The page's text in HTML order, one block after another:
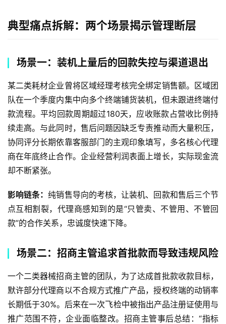
典型痛点拆解：两个场景揭示管理断层
场景一：装机上量后的回款失控与渠道退出
某二类耗材企业曾将区域经理考核完全绑定销售额。区域团
队在一个季度内集中向多个终端铺货装机，但未跟进终端付
款流程。平均回款周期超过180天，应收账款占营收比例持
续走高。与此同时，售后问题因缺乏专责推动而大量积压，
协同评分长期依靠客服部门的主观印象填写，多名核心代理
商在年底终止合作。企业经营利润表面上增长，实际现金流
却不断紧张。
影响链条：纯销售导向的考核，让装机、回款和售后三个节
点互相割裂，代理商感知到的是“只管卖、不管用、不管回
款”的合作关系，忠诚度快速下降。
场景二：招商主管追求首批款而导致违规风险
一个二类器械招商主管的团队，为了达成首批款收款目标，
默许部分代理商以不合规方式推广产品，授权终端的动销率
长期低于30%。后来在一次飞检中被指出产品注册证使用与
推广范围不符，企业面临整改。招商主管事后总结：“指标